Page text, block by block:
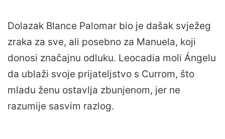
Dolazak Blance Palomar bio je dašak svježeg
zraka za sve, ali posebno za Manuela, koji
donosi značajnu odluku. Leocadia moli Ángelu
da ublaži svoje prijateljstvo s Currom, što
mladu ženu ostavlja zbunjenom, jer ne
razumije sasvim razlog.